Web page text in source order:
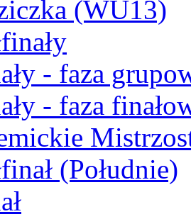
(WU13)
- faza
- faza
(Południe)